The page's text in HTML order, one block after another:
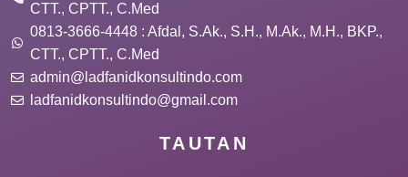
CTT., CPTT., C.Med
0813-3666-4448 : Afdal, S.Ak., S.H., M.Ak., M.H., BKP.,
CTT., CPTT., C.Med
admin@ladfanidkonsultindo.com
ladfanidkonsultindo@gmail.com
TAUTAN